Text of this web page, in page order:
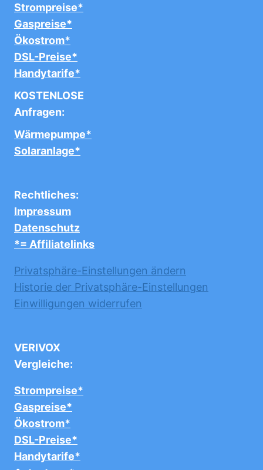
Strompreise*
Gaspreise*
Ökostrom*
DSL-Preise*
Handytarife*
KOSTENLOSE
Anfragen:
Wärmepumpe*
Solaranlage*
Rechtliches:
Impressum
Datenschutz
*= Affiliatelinks
Privatsphäre-Einstellungen ändern
Historie der Privatsphäre-Einstellungen
Einwilligungen widerrufen
VERIVOX
Vergleiche:
Strompreise*
Gaspreise*
Ökostrom*
DSL-Preise*
Handytarife*